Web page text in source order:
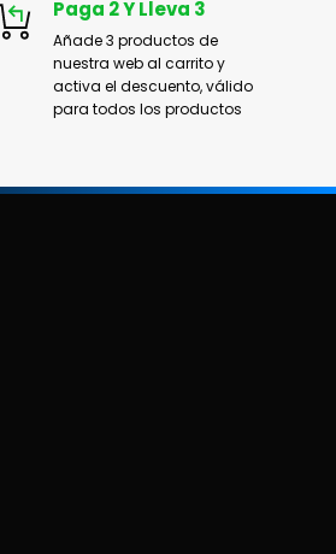
Paga 2 Y Lleva 3
Añade 3 productos de
nuestra web al carrito y
activa el descuento, válido
para todos los productos